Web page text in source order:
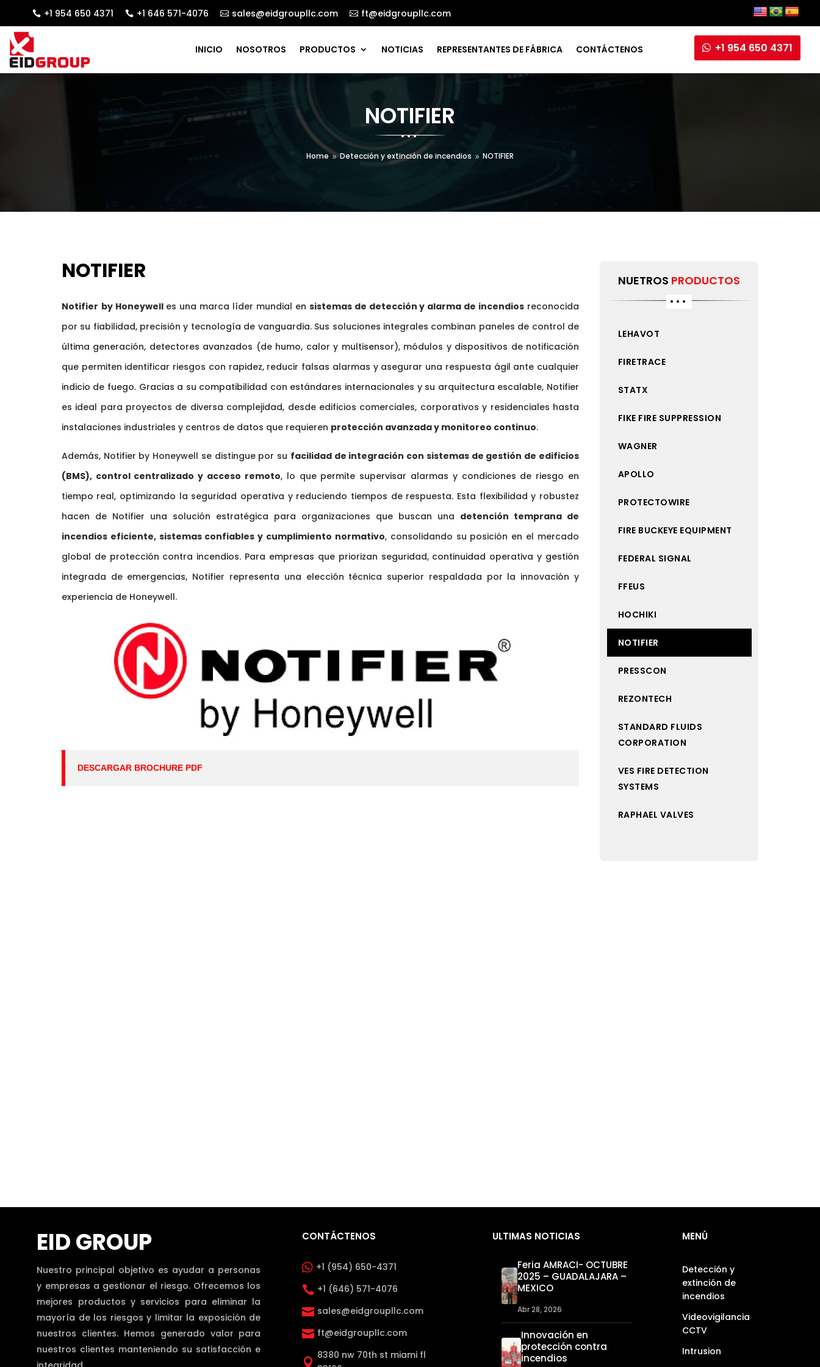
 +1 954 650 4371  +1 646 571-4076  sales@eidgroupllc.com  ft@eidgroupllc.com
INICIO NOSOTROS PRODUCTOS NOTICIAS REPRESENTANTES DE FÁBRICA CONTÁCTENOS +1 954 650 4371
NOTIFIER
Home 9 Detección y extinción de incendios 9 NOTIFIER
NOTIFIER
Notifier byHoneywelles una marca líder mundial en sistemas de detección y alarma de incendios reconocida
por su fiabilidad, precisión y tecnología de vanguardia. Sus soluciones integrales combinan paneles de control de
última generación, detectores avanzados (de humo, calor y multisensor), módulos y dispositivos de notificación
que permiten identificar riesgos con rapidez, reducir falsas alarmas y asegurar una respuesta ágil ante cualquier
indicio de fuego. Gracias a su compatibilidad con estándares internacionales y su arquitectura escalable, Notifier
es ideal para proyectos de diversa complejidad, desde edificios comerciales, corporativos y residenciales hasta
instalaciones industriales y centros de datos que requieren protección avanzada y monitoreo continuo.
Además, Notifier by Honeywell se distingue por su facilidad de integración con sistemas de gestión de edificios
(BMS), control centralizado y acceso remoto, lo que permite supervisar alarmas y condiciones de riesgo en
tiempo real, optimizando la seguridad operativa y reduciendo tiempos de respuesta. Esta flexibilidad y robustez
hacen de Notifier una solución estratégica para organizaciones que buscan una detención temprana de
incendios eficiente, sistemas confiables y cumplimiento normativo, consolidando su posición en el mercado
global de protección contra incendios. Para empresas que priorizan seguridad, continuidad operativa y gestión
integrada de emergencias, Notifier representa una elección técnica superior respaldada por la innovación y
experiencia de Honeywell.
DESCARGAR BROCHURE PDF
NUETROS PRODUCTOS
LEHAVOT
FIRETRACE
STATX
FIKE FIRE SUPPRESSION
WAGNER
APOLLO
PROTECTOWIRE
FIRE BUCKEYE EQUIPMENT
FEDERAL SIGNAL
FFEUS
HOCHIKI
NOTIFIER
PRESSCON
REZONTECH
STANDARD FLUIDS
CORPORATION
VES FIRE DETECTION
SYSTEMS
RAPHAEL VALVES
EID GROUP
Nuestro principal objetivo es ayudar a personas
y empresas a gestionar el riesgo. Ofrecemos los
mejores productos y servicios para eliminar la
mayoría de los riesgos y limitar la exposición de
nuestros clientes. Hemos generado valor para
nuestros clientes manteniendo su satisfacción e
CONTÁCTENOS
 +1 (954) 650-4371
 +1 (646) 571-4076
 sales@eidgroupllc.com
 ft@eidgroupllc.com

8380 nw 70th st miami fl
ULTIMAS NOTICIAS
Feria AMRACI- OCTUBRE
2025 – GUADALAJARA –
MEXICO
Abr 28, 2026
Innovación en
protección contra
incendios
MENÚ
Detección y
extinción de
incendios
Videovigilancia
CCTV
Intrusion